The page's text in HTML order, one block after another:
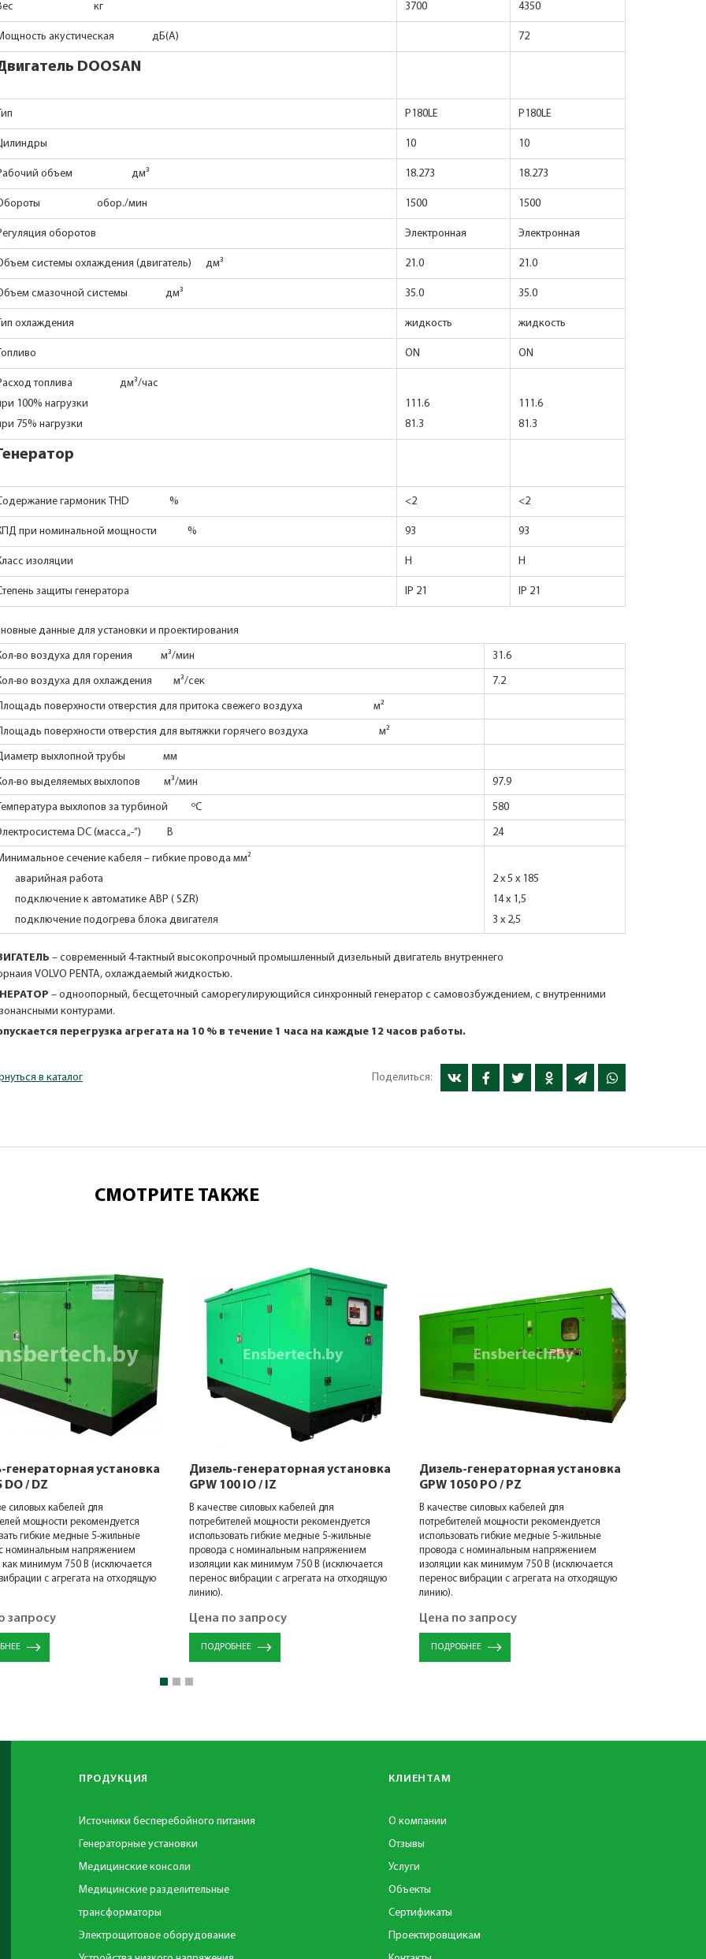
кг 3700 4350
акустическая дБ(А) 72
DOOSAN
P180LE P180LE
10 10
объем дм³ 18.273 18.273
обор./мин 1500 1500
оборотов Электронная Электронная
системы охлаждения (двигатель) дм³ 21.0 21.0
смазочной системы дм³ 35.0 35.0
охлаждения жидкость жидкость
ON ON
топлива дм³/час
100% нагрузки
75% нагрузки
111.6
81.3
111.6
81.3
гармоник THD % <2 <2
при номинальной мощности % 93 93
изоляции H H
защиты генератора IP 21 IP 21
данные для установки и проектирования
во воздуха для горения м³/мин 31.6
во воздуха для охлаждения м³/сек 7.2
поверхности отверстия для притока свежего воздуха м²
поверхности отверстия для вытяжки горячего воздуха м²
выхлопной трубы мм
во выделяемых выхлопов м³/мин 97.9
выхлопов за турбиной ºC 580
DC (масса „-”) В 24
сечение кабеля – гибкие провода мм²
аварийная работа
подключение к автоматике АВР ( SZR)
подключение подогрева блока двигателя
2 x 5 x 185
14 x 1,5
3 x 2,5
– современный 4-тактный высокопрочный промышленный дизельный двигатель внутреннего
VOLVO PENTA, охлаждаемый жидкостью.
– одноопорный, бесщеточный саморегулирующийся синхронный генератор с самовозбуждением, с внутренними
контурами.
перегрузка агрегата на 10 % в течение 1 часа на каждые 12 часов работы.
Поделиться:
в каталог
СМОТРИТЕ ТАКЖЕ
генераторная установка
DO / DZ
силовых кабелей для
мощности рекомендуется
гибкие медные 5-жильные
номинальным напряжением
как минимум 750 В (исключается
с агрегата на отходящую
запросу
Дизель-генераторная установка
GPW 100 IO / IZ
В качестве силовых кабелей для
потребителей мощности рекомендуется
использовать гибкие медные 5-жильные
провода с номинальным напряжением
изоляции как минимум 750 В (исключается
перенос вибрации с агрегата на отходящую
линию).
Цена по запросу
ПОДРОБНЕЕ
Дизель-генераторная установка
GPW 1050 PO / PZ
В качестве силовых кабелей для
потребителей мощности рекомендуется
использовать гибкие медные 5-жильные
провода с номинальным напряжением
изоляции как минимум 750 В (исключается
перенос вибрации с агрегата на отходящую
линию).
Цена по запросу
ПОДРОБНЕЕ
ПРОДУКЦИЯ
Источники бесперебойного питания
Генераторные установки
Медицинские консоли
Медицинские разделительные
трансформаторы
Электрощитовое оборудование
КЛИЕНТАМ
О компании
Отзывы
Услуги
Объекты
Сертификаты
Проектировщикам